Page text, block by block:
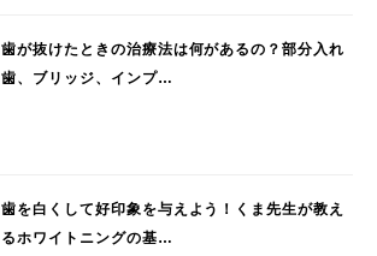
歯が抜けたときの治療法は何があるの？部分入れ
歯、ブリッジ、インプ…
歯を白くして好印象を与えよう！くま先生が教え
るホワイトニングの基…